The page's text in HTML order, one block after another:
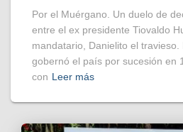
Por el Muérgano. Un duelo de
entre el ex presidente Tiovaldo
mandatario, Danielito el travieso.
gobernó el país por sucesión en
con Leer más